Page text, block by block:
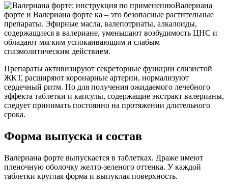
Валериана
форте и Валериана форте ка – это безопасные растительные
препараты. Эфирные масла, валепотриаты, алкалоиды,
содержащиеся в валериане, уменьшают возбудимость ЦНС и
обладают мягким успокаивающим и слабым
спазмолитическим действием.
Препараты активизируют секреторные функции слизистой
ЖКТ, расширяют коронарные артерии, нормализуют
сердечный ритм. Но для получения ожидаемого лечебного
эффекта таблетки и капсулы, содержащие экстракт валерианы,
следует принимать постоянно на протяжении длительного
срока.
Форма выпуска и состав
Валериана форте выпускается в таблетках. Драже имеют
пленочную оболочку желто-зеленого оттенка. У каждой
таблетки круглая форма и выпуклая поверхность.